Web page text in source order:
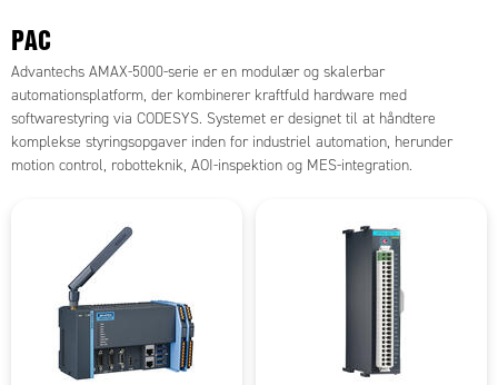
PAC
Advantechs AMAX-5000-serie er en modulær og skalerbar
automationsplatform, der kombinerer kraftfuld hardware med
softwarestyring via CODESYS. Systemet er designet til at håndtere
komplekse styringsopgaver inden for industriel automation, herunder
motion control, robotteknik, AOI-inspektion og MES-integration.